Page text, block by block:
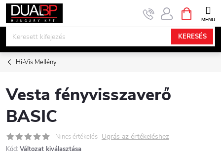
Ugrás
KERESÉS
KOSÁR
Hi-Vis Mellény
Vesta fényvisszaverő
BASIC
Nincs értékelés Ugrás az értékeléshez
Kód: Változat kiválasztása